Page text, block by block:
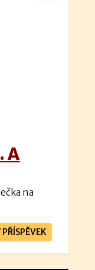
A
na
PŘÍSPĚVEK